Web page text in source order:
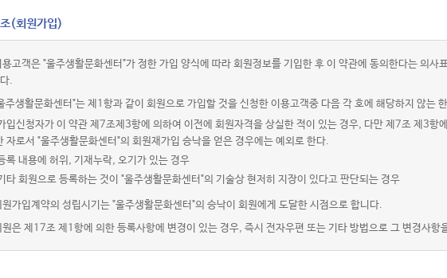
(회원가입)
용고객은 "울주생활문화센터"가 정한 가입 양식에 따라 회원정보를 기입한 후 이 약관에 동의한다는 의사
.
주생활문화센터"는 제1항과 같이 회원으로 가입할 것을 신청한 이용고객중 다음 각 호에 해당하지 않는
입신청자가 이 약관 제7조제3항에 의하여 이전에 회원자격을 상실한 적이 있는 경우, 다만 제7조 제3항
자로서 "울주생활문화센터"의 회원재가입 승낙을 얻은 경우에는 예외로 한다.
록 내용에 허위, 기재누락, 오기가 있는 경우
타 회원으로 등록하는 것이 "울주생활문화센터"의 기술상 현저히 지장이 있다고 판단되는 경우
원가입계약의 성립시기는 "울주생활문화센터"의 승낙이 회원에게 도달한 시점으로 합니다.
원은 제17조 제1항에 의한 등록사항에 변경이 있는 경우, 즉시 전자우편 또는 기타 방법으로 그 변경사항